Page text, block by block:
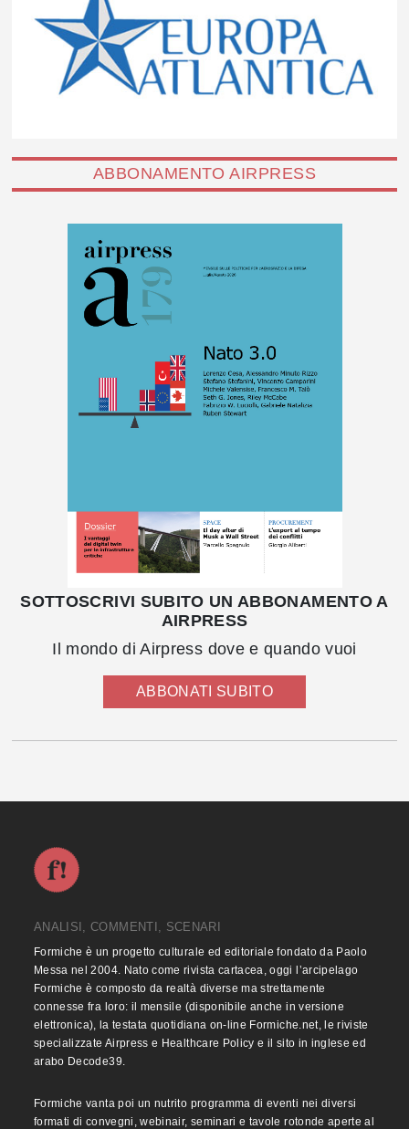
ABBONAMENTO AIRPRESS
SOTTOSCRIVI SUBITO UN ABBONAMENTO A
AIRPRESS
Il mondo di Airpress dove e quando vuoi
ABBONATI SUBITO
ANALISI, COMMENTI, SCENARI
Formiche è un progetto culturale ed editoriale fondato da Paolo
Messa nel 2004. Nato come rivista cartacea, oggi l’arcipelago
Formiche è composto da realtà diverse ma strettamente
connesse fra loro: il mensile (disponibile anche in versione
elettronica), la testata quotidiana on-line Formiche.net, le riviste
specializzate Airpress e Healthcare Policy e il sito in inglese ed
arabo Decode39.
Formiche vanta poi un nutrito programma di eventi nei diversi
formati di convegni, webinair, seminari e tavole rotonde aperte al